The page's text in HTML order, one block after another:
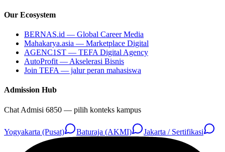
Our Ecosystem
BERNAS.id — Global Career Media
Mahakarya.asia — Marketplace Digital
AGENC1ST — TEFA Digital Agency
AutoProfit — Akselerasi Bisnis
Join TEFA — jalur peran mahasiswa
Admission Hub
Chat Admisi 6850 — pilih konteks kampus
Yogyakarta (Pusat) Baturaja (AKMI) Jakarta / Sertifikasi